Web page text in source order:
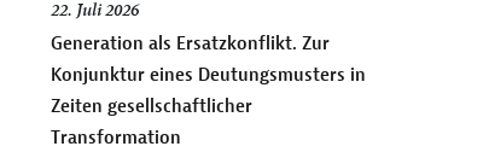
22. Juli 2026
Generation als Ersatzkonflikt. Zur
Konjunktur eines Deutungsmusters in
Zeiten gesellschaftlicher
Transformation